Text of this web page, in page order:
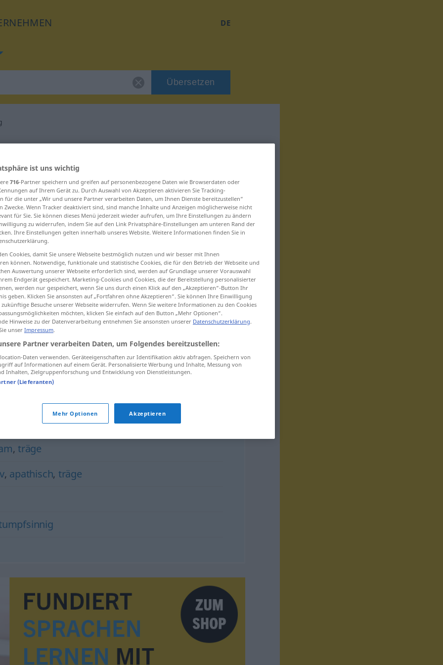
DE
Übersetzen
für "schwerfällig"
schwerfällig(geistig)
, träge
, apathisch, träge
ist uns wichtig
716-Partner speichern und greifen auf personenbezogene Daten wie Browserdaten oder
auf Ihrem Gerät zu. Durch Auswahl von Akzeptieren aktivieren Sie Tracking-
für die unter „Wir und unsere Partner verarbeiten Daten, um Ihnen Dienste bereitzustellen“
Zwecke. Wenn Tracker deaktiviert sind, sind manche Inhalte und Anzeigen möglicherweise nicht
für Sie. Sie können dieses Menü jederzeit wieder aufrufen, um Ihre Einstellungen zu ändern
zu widerrufen, indem Sie auf den Link Privatsphäre-Einstellungen am unteren Rand der
Ihre Einstellungen gelten innerhalb unseres Website. Weitere Informationen finden Sie in
Cookies, damit Sie unsere Webseite bestmöglich nutzen und wir besser mit Ihnen
können. Notwendige, funktionale und statistische Cookies, die für den Betrieb der Webseite und
Auswertung unserer Webseite erforderlich sind, werden auf Grundlage unserer Vorauswahl
Endgerät gespeichert. Marketing-Cookies und Cookies, die der Bereitstellung personalisierter
werden nur gespeichert, wenn Sie uns durch einen Klick auf den „Akzeptieren“-Button Ihr
geben. Klicken Sie ansonsten auf „Fortfahren ohne Akzeptieren“. Sie können Ihre Einwilligung
Besuche unserer Webseite widerrufen. Wenn Sie weitere Informationen zu den Cookies
möchten, klicken Sie einfach auf den Button „Mehr Optionen“.
Hinweise zu der Datenverarbeitung entnehmen Sie ansonsten unserer Datenschutzerklärung.
unser Impressum.
Partner verarbeiten Daten, um Folgendes bereitzustellen:
Daten verwenden. Geräteeigenschaften zur Identifikation aktiv abfragen. Speichern von
auf Informationen auf einem Gerät. Personalisierte Werbung und Inhalte, Messung von
Inhalten, Zielgruppenforschung und Entwicklung von Dienstleistungen.
(Lieferanten)
Mehr Optionen Akzeptieren